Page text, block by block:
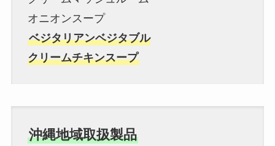
オニオンスープ
ベジタリアンベジタブル
クリームチキンスープ
沖縄地域取扱製品